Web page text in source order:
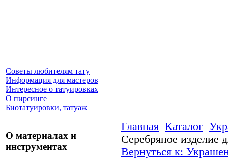
Советы любителям тату
Информация для мастеров
Интересное о татуировках
О пирсинге
Биотатуировки, татуаж
О материалах и
инструментах
Главная Каталог
Серебряное изделие
Вернуться к: